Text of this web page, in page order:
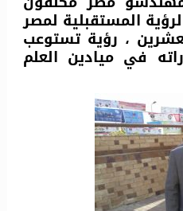
المستقبلية لمصر
، رؤية تستوعب
في ميادين العلم